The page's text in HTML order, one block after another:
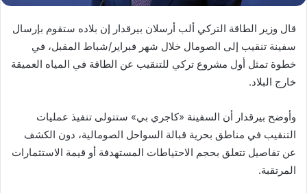
قال وزير الطاقة التركي ألب أرسلان بيرقدار إن بلاده ستقوم بإرسال
سفينة تنقيب إلى الصومال خلال شهر فبراير/شباط المقبل، في
خطوة تمثل أول مشروع تركي للتنقيب عن الطاقة في المياه العميقة
خارج البلاد.
وأوضح بيرقدار أن السفينة «كاجري بي» ستتولى تنفيذ عمليات
التنقيب في مناطق بحرية قبالة السواحل الصومالية، دون الكشف
عن تفاصيل تتعلق بحجم الاحتياطات المستهدفة أو قيمة الاستثمارات
المرتقبة.